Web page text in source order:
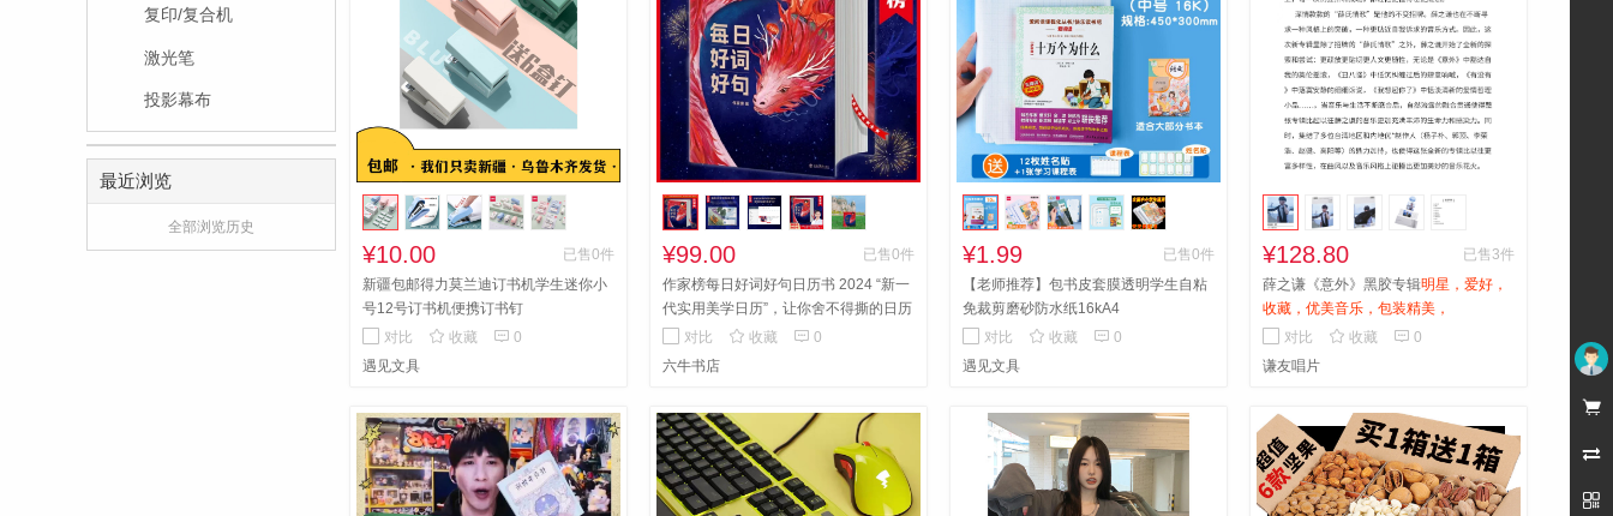
未登录



复印/复合机
激光笔
投影幕布
最近浏览
全部浏览历史
¥10.00
已售0件
新疆包邮得力莫兰迪订书机学生迷你小
号12号订书机便携订书钉
对比
 收藏  0
遇见文具
¥99.00
已售0件
作家榜每日好词好句日历书 2024 “新一
代实用美学日历”，让你舍不得撕的日历
书新物种
全国顺丰包邮
对比  收藏  0
六牛书店
¥1.99
已售0件
【老师推荐】包书皮套膜透明学生自粘
免裁剪磨砂防水纸16kA4
对比
 收藏  0
遇见文具
¥128.80
已售3件
薛之谦《意外》黑胶专辑明星，爱好，
收藏，优美音乐，包装精美，
对比
 收藏  0
谦友唱片